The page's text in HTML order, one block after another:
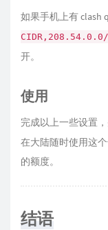
如果手机上有 clash
开。
使用
完成以上一些设置
在大陆随时使用这
的额度。
结语